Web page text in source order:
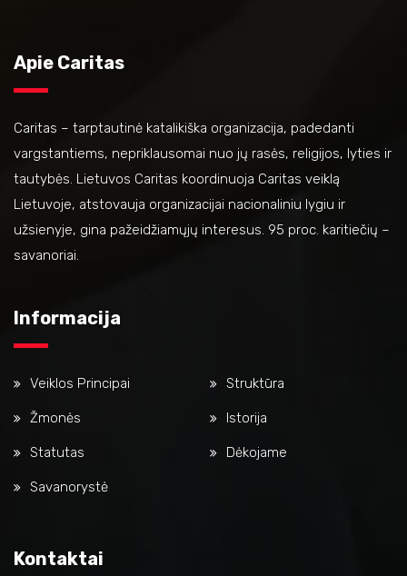
Apie Caritas
Caritas – tarptautinė katalikiška organizacija, padedanti
vargstantiems, nepriklausomai nuo jų rasės, religijos, lyties ir
tautybės. Lietuvos Caritas koordinuoja Caritas veiklą
Lietuvoje, atstovauja organizacijai nacionaliniu lygiu ir
užsienyje, gina pažeidžiamųjų interesus. 95 proc. karitiečių –
savanoriai.
Informacija
Veiklos Principai Struktūra
Žmonės Istorija
Statutas Dėkojame
Savanorystė
Kontaktai